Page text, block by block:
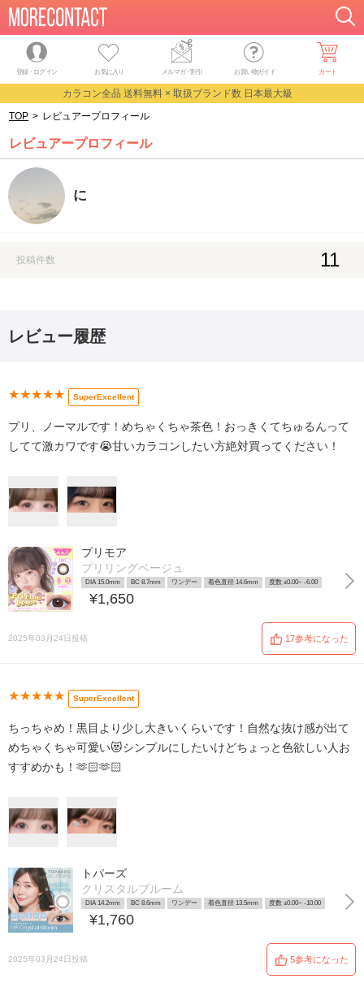
登録・ログイン お気に入り メルマガ・割引 お買い物ガイド カート
カラコン全品 送料無料 × 取扱ブランド数 日本最大級
TOP > レビュアープロフィール
レビュアープロフィール
に
投稿件数 11
レビュー履歴
★★★★★ SuperExcellent
プリ、ノーマルです！めちゃくちゃ茶色！おっきくてちゅるんって
してて激カワです😭甘いカラコンしたい方絶対買ってください！
プリモア
プリリングベージュ
DIA 15.0mm BC 8.7mm ワンデー 着色直径 14.6mm 度数 ±0.00~ -6.00
¥1,650
2025年03月24日投稿 17参考になった
★★★★★ SuperExcellent
ちっちゃめ！黒目より少し大きいくらいです！自然な抜け感が出て
めちゃくちゃ可愛い😻シンプルにしたいけどちょっと色欲しい人お
すすめかも！🫶🏻🫶🏻
トパーズ
クリスタルブルーム
DIA 14.2mm BC 8.6mm ワンデー 着色直径 13.5mm 度数 ±0.00~ -10.00
¥1,760
2025年03月24日投稿 5参考になった